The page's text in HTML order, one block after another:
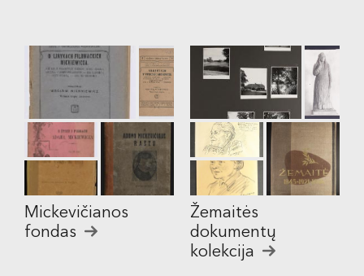
Mickevičianos
fondas
Žemaitės
dokumentų
kolekcija